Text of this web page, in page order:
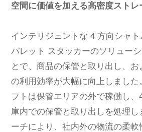
空間に価値を加える高密度ストレ
インテリジェントな 4 方向シャ
パレット スタッカーのソリュー
とで、商品の保管と取り出し、お
の利用効率が大幅に向上しました
フトは保管エリアの外で稼働し、
庫内での保管と取り出しを処理し
ーチにより、社内外の物流の柔軟